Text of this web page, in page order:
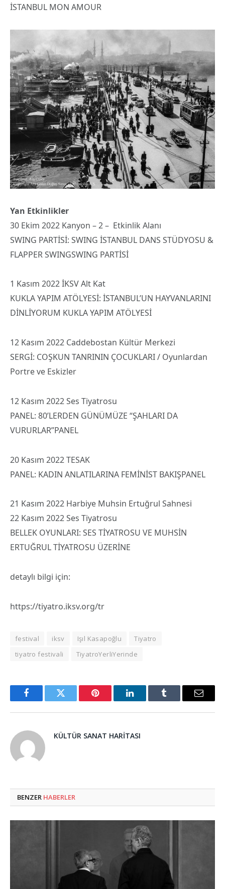
İSTANBUL MON AMOUR
Yan Etkinlikler
30 Ekim 2022 Kanyon – 2 – Etkinlik Alanı
SWING PARTİSİ: SWING İSTANBUL DANS STÜDYOSU &
FLAPPER SWINGSWING PARTİSİ
1 Kasım 2022 İKSV Alt Kat
KUKLA YAPIM ATÖLYESİ: İSTANBUL’UN HAYVANLARINI
DİNLİYORUM KUKLA YAPIM ATÖLYESİ
12 Kasım 2022 Caddebostan Kültür Merkezi
SERGİ: COŞKUN TANRININ ÇOCUKLARI / Oyunlardan
Portre ve Eskizler
12 Kasım 2022 Ses Tiyatrosu
PANEL: 80’LERDEN GÜNÜMÜZE “ŞAHLARI DA
VURURLAR”PANEL
20 Kasım 2022 TESAK
PANEL: KADIN ANLATILARINA FEMİNİST BAKIŞPANEL
21 Kasım 2022 Harbiye Muhsin Ertuğrul Sahnesi
22 Kasım 2022 Ses Tiyatrosu
BELLEK OYUNLARI: SES TİYATROSU VE MUHSİN
ERTUĞRUL TİYATROSU ÜZERİNE
detaylı bilgi için:
https://tiyatro.iksv.org/tr
festival iksv Işıl Kasapoğlu
Tiyatro
tiyatro festivali
TiyatroYerliYerinde
FacebookTwitter Pinterest LinkedInTumblr Email
KÜLTÜR SANAT HARITASI
BENZER HABERLER